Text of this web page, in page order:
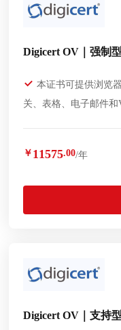
Digicert OV｜强制
本证书可提供浏览
关、表格、电子邮件和
￥ 11575.00/年
Digicert OV｜支持